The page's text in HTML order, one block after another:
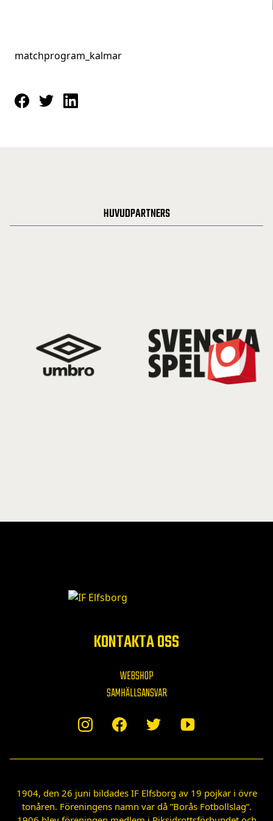
matchprogram_kalmar
HUVUDPARTNERS
KONTAKTA OSS
WEBSHOP
SAMHÄLLSANSVAR
1904, den 26 juni bildades IF Elfsborg av 19 pojkar i övre
tonåren. Föreningens namn var då ”Borås Fotbollslag”.